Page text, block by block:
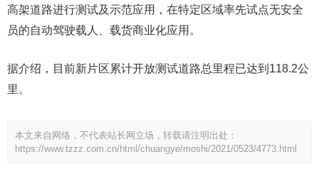
高架道路进行测试及示范应用，在特定区域率先试点无安全
员的自动驾驶载人、载货商业化应用。
据介绍，目前新片区累计开放测试道路总里程已达到118.2公
里。
本文来自网络，不代表站长网立场，转载请注明出处：
https://www.tzzz.com.cn/html/chuangye/moshi/2021/0523/4773.html